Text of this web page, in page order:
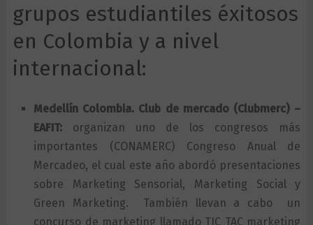
grupos estudiantiles éxitosos
en Colombia y a nivel
internacional:
Medellín Colombia. Club de mercado (Clubmerc) –
EAFIT:organizan uno de los congresos más
importantes (CONAMERC) Congreso Anual de
Mercadeo, el cual este año abordó presentaciones
sobre Marketing Sensorial, Marketing Social y
Green Marketing. También llevan a cabo un
concurso de marketing llamado TIC TAC marketing